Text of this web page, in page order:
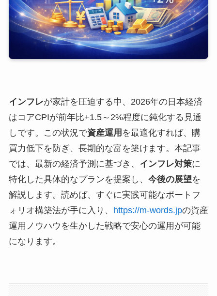
インフレが家計を圧迫する中、2026年の日本経済
はコアCPIが前年比+1.5～2%程度に鈍化する見通
しです。この状況で資産運用 を最適化すれば、購
買力低下を防ぎ、長期的な富を築けます。本記事
では、最新の経済予測に基づき、 インフレ対策に
特化した具体的なプランを提案し、 今後の展望を
解説します。読めば、すぐに実践可能なポートフ
ォリオ構築法が手に入り、 https://m-words.jpの資産
運用ノウハウを生かした戦略で安心の運用が可能
になります。